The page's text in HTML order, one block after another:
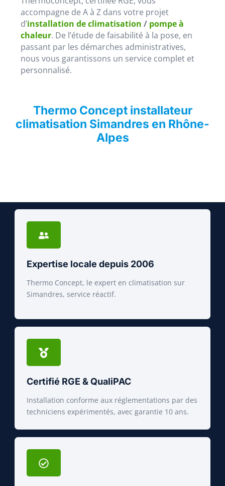
accompagne de A à Z dans votre projet
d’installation de climatisation / pompe à
chaleur. De l’étude de faisabilité à la pose, en
passant par les démarches administratives,
nous vous garantissons un service complet et
personnalisé.
Thermo Concept installateur
climatisation Simandres en Rhône-
Alpes
Expertise locale depuis 2006
Thermo Concept, le expert en climatisation sur
Simandres, service réactif.
Certifié RGE & QualiPAC
Installation conforme aux réglementations par des
techniciens expérimentés, avec garantie 10 ans.